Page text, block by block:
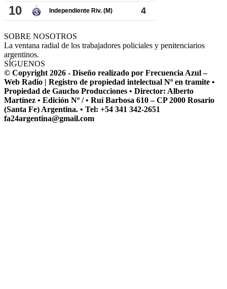
SOBRE NOSOTROS
La ventana radial de los trabajadores policiales y penitenciarios
argentinos.
SÍGUENOS
© Copyright 2026 - Diseño realizado por Frecuencia Azul –
Web Radio | Registro de propiedad intelectual Nº en tramite •
Propiedad de Gaucho Producciones • Director: Alberto
Martínez • Edición Nº / • Ruí Barbosa 610 – CP 2000 Rosario
(Santa Fe) Argentina. • Tel: +54 341 342-2651
fa24argentina@gmail.com